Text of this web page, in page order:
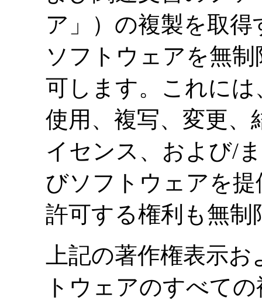
ア」）の複製を取
ソフトウェアを無
可します。これに
使用、複写、変更、
イセンス、および/
びソフトウェアを
許可する権利も無
上記の著作権表示
トウェアのすべて